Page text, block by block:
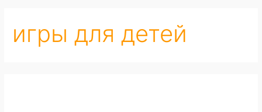
игры для детей